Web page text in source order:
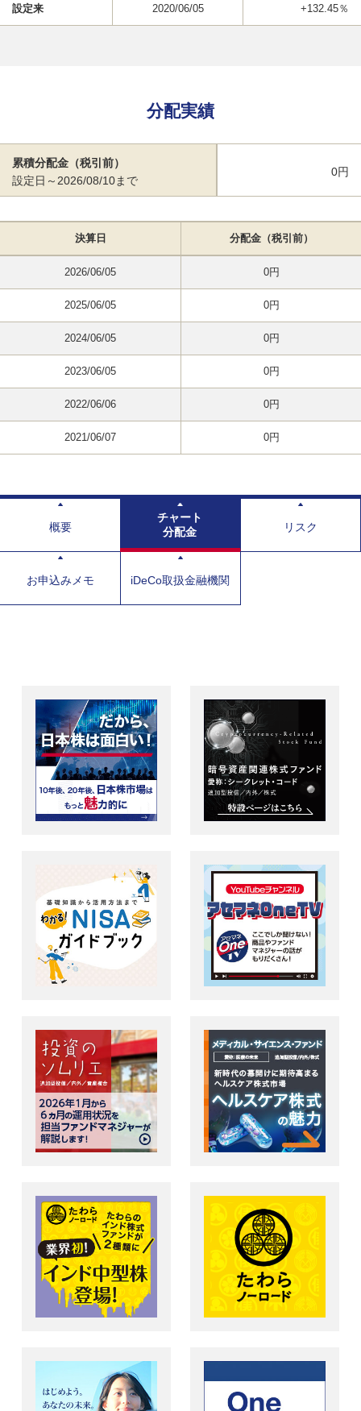
設定来 2020/06/05 +132.45％
分配実績
累積分配金（税引前）
設定日～2026/08/10まで
0円
決算日 分配金（税引前）
2026/06/05 0円
2025/06/05 0円
2024/06/05 0円
2023/06/05 0円
2022/06/06 0円
2021/06/07 0円
概要
チャート
分配金
リスク
お申込みメモ iDeCo取扱金融機関